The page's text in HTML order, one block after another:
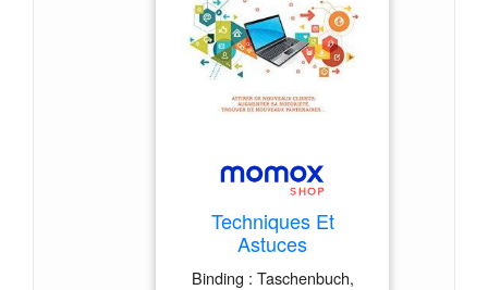
Techniques Et
Astuces
Incontournables Des
Binding : Taschenbuch,